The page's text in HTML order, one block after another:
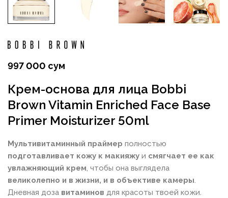
997 000 сум
Крем-основа для лица Bobbi
Brown Vitamin Enriched Face Base
Primer Moisturizer 50ml
Мультивитаминный праймер полностью
подготавливает кожу к макияжу и смягчает ее как
увлажняющий крем, чтобы она выглядела
великолепно и в жизни, и в объективе камеры.
Дневная доза витаминов для красоты твоей кожи.